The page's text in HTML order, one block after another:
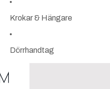
Krokar & Hängare
Dörrhandtag